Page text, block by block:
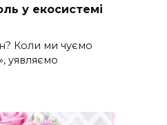
у екосистемі
Коли ми чуємо
уявляємо